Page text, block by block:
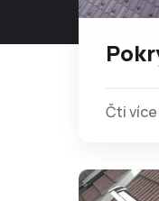
Čti více